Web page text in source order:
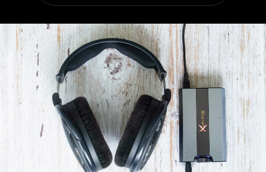
UNLOCKED
Xamp hörlursförstärkare är
jättebra och producerar varmare
och fylligare ljud med egenskaper
som gjorde att jag kunde se
intrumenten framför mig när jag
blundade.